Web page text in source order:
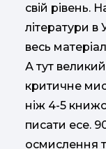
свій рівень.
літератури в
весь
А тут
критичне
ніж 4-5
писати есе.
осмислення